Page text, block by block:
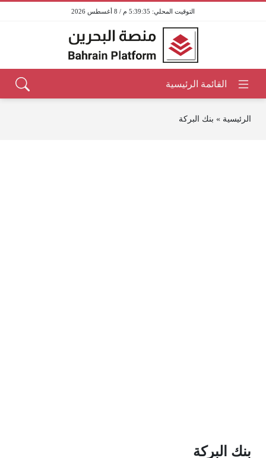
5:39:35 م / 8 أغسطس 2026
الرئيسية » بنك البركة
بنك البركة